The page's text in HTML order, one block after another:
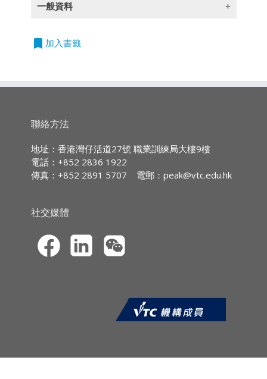
本課程旨在重温保險業監管局及其他監管機構，
課程內容:
保險代理人的優質銷售指引
商業關係的道德標準
防止利益衝突
妥善處理客戶個人資料：給保險業界的指
道德與法律
專業道德及防範貪污行為
核實保險索償
保險投訴個案的處理
業訓練局持續專業進修網站
https://cpe.vtc.edu.hk ) 提交。申請人須
費的申請。
一般資料
授課語言
持續專業進修
IA CPD Hours (Ethics or Regulations)
3
MPFA Non-core CPD Hours:
SFC CPT Hours:
HKMA ECF CPD
bookmark 加入書籤
聯絡方法
地址：香港灣仔活道27號 職業訓練局大樓9樓
電話：+852 2836 1922
傳真：+852 2891 5707
電郵： peak@vtc.edu.hk
社交媒體